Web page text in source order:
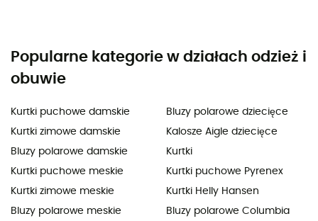
Popularne kategorie w działach odzież i
obuwie
Kurtki puchowe damskie
Kurtki zimowe damskie
Bluzy polarowe damskie
Kurtki puchowe meskie
Kurtki zimowe meskie
Bluzy polarowe meskie
Bluzy polarowe dziecięce
Kalosze Aigle dziecięce
Kurtki
Kurtki puchowe Pyrenex
Kurtki Helly Hansen
Bluzy polarowe Columbia